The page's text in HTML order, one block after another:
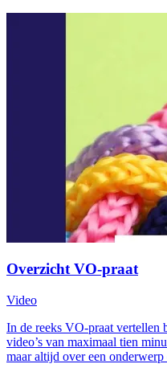
Overzicht VO-praat
Video
In de reeks VO-praat vertellen
video’s van maximaal tien
maar altijd over een